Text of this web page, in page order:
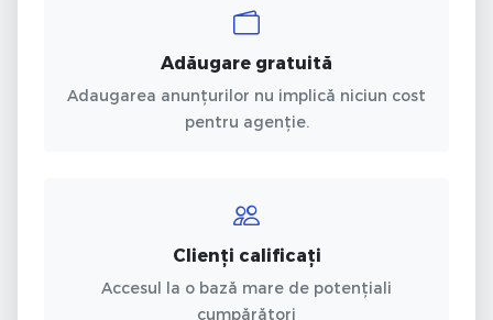
Adăugare gratuită
Adaugarea anunțurilor nu implică niciun cost
pentru agenție.
Clienți calificați
Accesul la o bază mare de potențiali
cumpărători